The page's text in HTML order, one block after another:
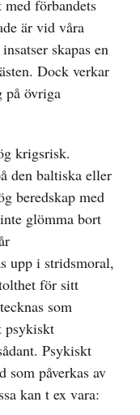
förbandets
är vid våra
skapas en
Dock verkar
på övriga
krigsrisk.
den baltiska eller
beredskap med
glömma bort
upp i stridsmoral,
för sitt
som
psykiskt
Psykiskt
som påverkas av
kan t ex vara: